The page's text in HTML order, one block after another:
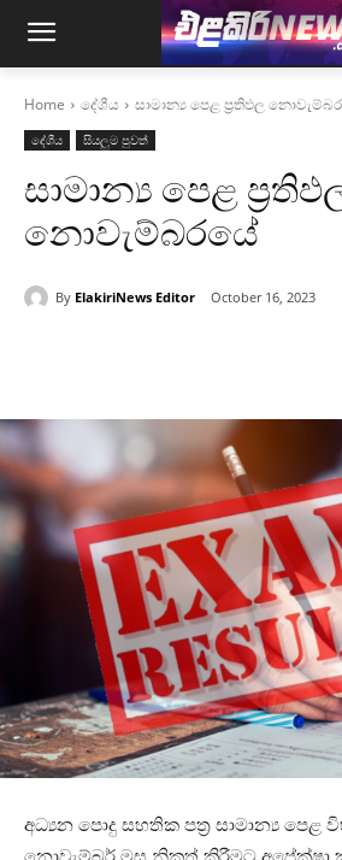
Home දේශීය සාමාන්‍ය පෙළ ප්‍රතිඵල
දේශීය සියලුම පුවත්
සාමාන්‍ය පෙළ
නොවැම්බරයේ
By ElakiriNews Editor October 16, 2023
අධ්‍යන පොදු සහතික පත්‍ර සාමාන්‍ය පෙළ